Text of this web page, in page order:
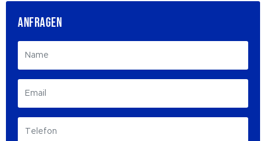
ANFRAGEN